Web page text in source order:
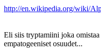
http://en.wikipedia.org/wiki/
Eli siis tryptamiini joka
empatogeeniset osuudet...